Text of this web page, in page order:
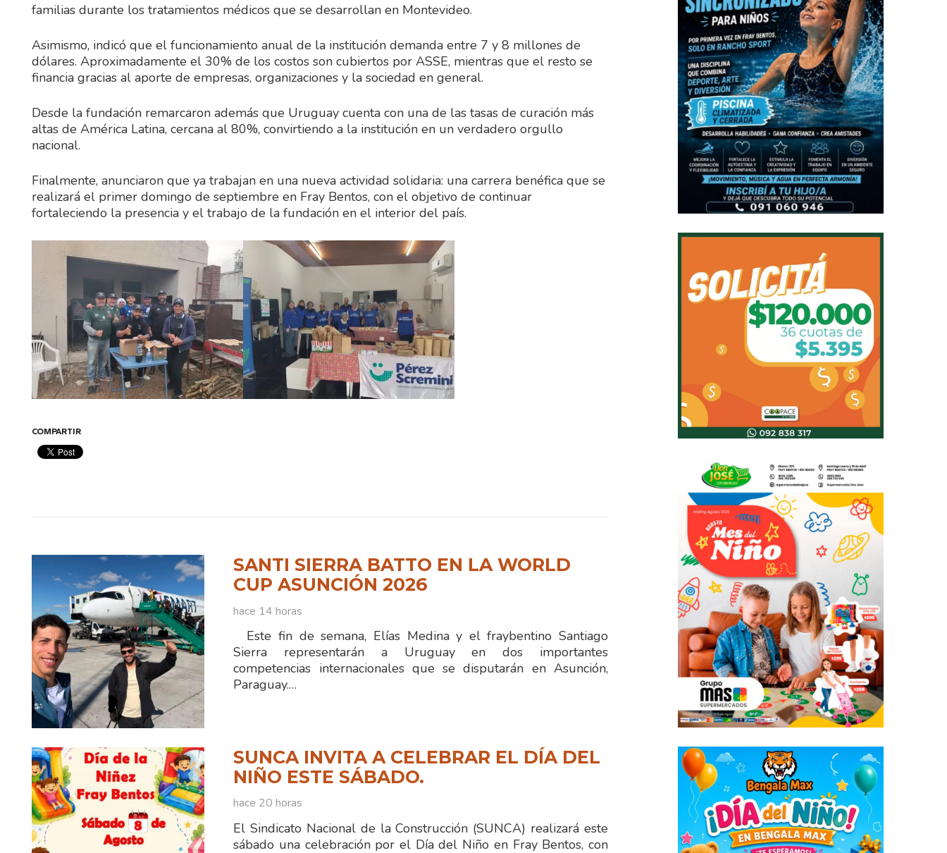
familias durante los tratamientos médicos que se desarrollan en Montevideo.
Asimismo, indicó que el funcionamiento anual de la institución demanda entre 7 y 8 millones de
dólares. Aproximadamente el 30% de los costos son cubiertos por ASSE, mientras que el resto se
financia gracias al aporte de empresas, organizaciones y la sociedad en general.
Desde la fundación remarcaron además que Uruguay cuenta con una de las tasas de curación más
altas de América Latina, cercana al 80%, convirtiendo a la institución en un verdadero orgullo
nacional.
Finalmente, anunciaron que ya trabajan en una nueva actividad solidaria: una carrera benéfica que se
realizará el primer domingo de septiembre en Fray Bentos, con el objetivo de continuar
fortaleciendo la presencia y el trabajo de la fundación en el interior del país.
COMPARTIR
SANTI SIERRA BATTO EN LA WORLD
CUP ASUNCIÓN 2026
hace 14 horas
Este fin de semana, Elías Medina y el fraybentino Santiago
Sierra representarán a Uruguay en dos importantes
competencias internacionales que se disputarán en Asunción,
Paraguay.…
SUNCA INVITA A CELEBRAR EL DÍA DEL
NIÑO ESTE SÁBADO.
hace 20 horas
El Sindicato Nacional de la Construcción (SUNCA) realizará este
sábado una celebración por el Día del Niño en Fray Bentos, con